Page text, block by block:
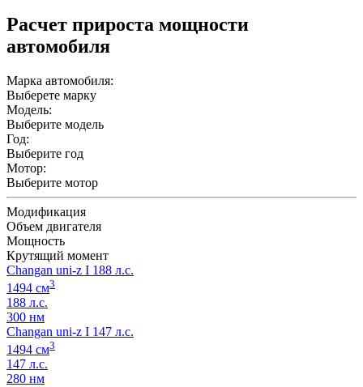
Расчет прироста мощности
автомобиля
Марка автомобиля:
Выберете марку
Модель:
Выберите модель
Год:
Выберите год
Мотор:
Выберите мотор
Модификация
Объем двигателя
Мощность
Крутящий момент
Changan uni-z I 188 л.с.
1494 см3
188 л.с.
300 нм
Changan uni-z I 147 л.с.
1494 см3
147 л.с.
280 нм